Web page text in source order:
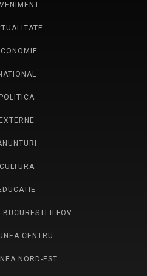
POLITICA
EXTERNE
CULTURA
BUCURESTI-ILFOV
CENTRU
NORD-EST